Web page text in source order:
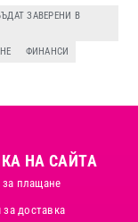
ЗАВЕРЕНИ В
ФИНАНСИ
НА САЙТА
плащане
доставка